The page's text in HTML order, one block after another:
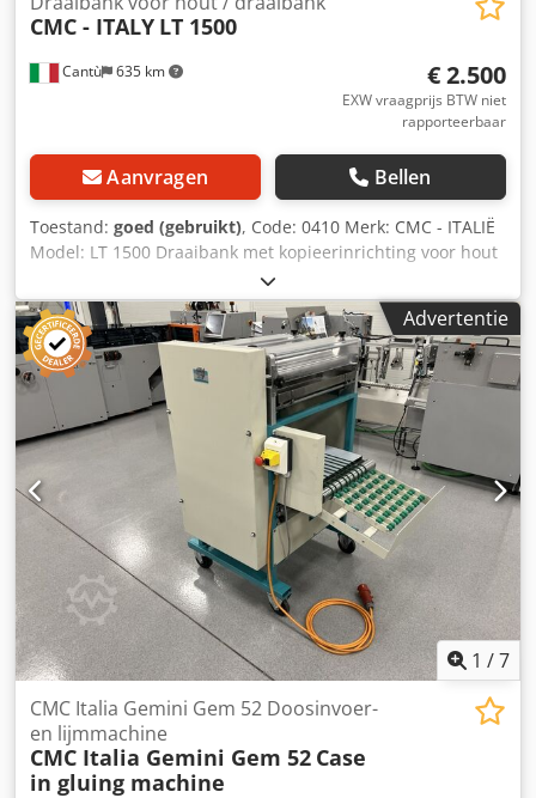
Cantù 635 km
CMC - ITALY LT 1500
€ 2.500
EXW vraagprijs BTW niet
rapporteerbaar
Aanvragen Bellen
Toestand: goed (gebruikt), Code: 0410 Merk: CMC - ITALIË
Model: LT 1500 Draaibank met kopieerinrichting voor hout
en vergelijkbare materialen Technische specificaties:
Dcsdpfszc Rmlsx Adysk Maximale centerafstand: 1500 mm
Centrehoogte: 240 mm Maximale werkdiameter (zonder
kopieerinrichting): 450 mm Kopieerinrichting met
handmatige voedingssluiting Steun voor guts Losse kop
Spilsnelheid (omw/min): 600/1000/1500/2000
Motorvermogen: 1,5 pk driefase Totale afmetingen (mm):
2430 x 730 x 1230 (h) Gewicht: 340 kg
Advertentie
1 /7
CMC Italia Gemini Gem 52 Doosinvoer-
en lijmmachine
CMC Italia Gemini Gem 52 Case
in gluing machine